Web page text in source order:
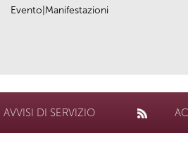
Evento|Manifestazioni
AVVISI DI SERVIZIO